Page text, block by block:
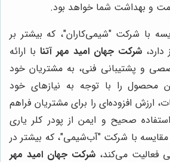
و بهداشت شما خواهد بود.
با شرکت "شیمی‌کاران"، که بیشتر بر
شرکت جهان امید مهر آتنا با ارائه
و پشتیبانی فنی، به مشتریان خود
محصول را با توجه به نیازهای خود
ارزش افزوده‌ای را برای مشتریان فراهم
صحیح و ایمن از پودر کلر یاری
با شرکت "آب‌شیمی"، که بیشتر در
فعالیت می‌کند، شرکت جهان امید مهر